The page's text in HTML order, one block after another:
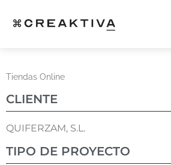
Tiendas Online
CLIENTE
QUIFERZAM, S.L.
TIPO DE PROYECTO